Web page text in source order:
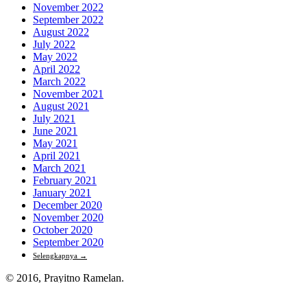
November 2022
September 2022
August 2022
July 2022
May 2022
April 2022
March 2022
November 2021
August 2021
July 2021
June 2021
May 2021
April 2021
March 2021
February 2021
January 2021
December 2020
November 2020
October 2020
September 2020
Selengkapnya →
© 2016, Prayitno Ramelan.